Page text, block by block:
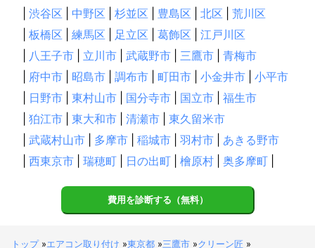
渋谷区 中野区 杉並区 豊島区 北区
荒川区
板橋区 練馬区 足立区 葛飾区
江戸川区
八王子市 立川市 武蔵野市 三鷹市
青梅市
府中市 昭島市 調布市 町田市 小金井市
小平市
日野市 東村山市 国分寺市 国立市
福生市
狛江市 東大和市 清瀬市
東久留米市
武蔵村山市 多摩市 稲城市 羽村市
あきる野市
西東京市 瑞穂町 日の出町 檜原村 奥多摩町
費用を診断する（無料）
トップ»エアコン取り付け »東京都 »三鷹市 »クリーン匠 »